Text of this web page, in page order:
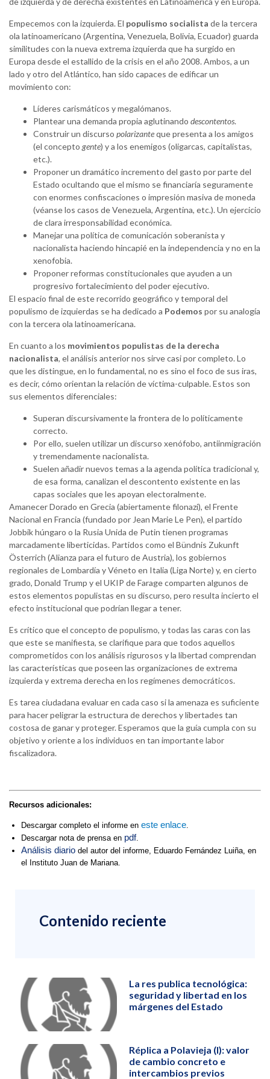
Empecemos con la izquierda. El populismo socialista de la tercera
ola latinoamericano (Argentina, Venezuela, Bolivia, Ecuador) guarda
similitudes con la nueva extrema izquierda que ha surgido en
Europa desde el estallido de la crisis en el año 2008. Ambos, a un
lado y otro del Atlántico, han sido capaces de edificar un
movimiento con:
Líderes carismáticos y megalómanos.
Plantear una demanda propia aglutinando descontentos.
Construir un discurso polarizanteque presenta a los amigos
(el concepto gente) y a los enemigos (oligarcas, capitalistas,
etc.).
Proponer un dramático incremento del gasto por parte del
Estado ocultando que el mismo se financiaría seguramente
con enormes confiscaciones o impresión masiva de moneda
(véanse los casos de Venezuela, Argentina, etc.). Un ejercicio
de clara irresponsabilidad económica.
Manejar una política de comunicación soberanista y
nacionalista haciendo hincapié en la independencia y no en la
xenofobia.
Proponer reformas constitucionales que ayuden a un
progresivo fortalecimiento del poder ejecutivo.
El espacio final de este recorrido geográfico y temporal del
populismo de izquierdas se ha dedicado a Podemos por su analogía
con la tercera ola latinoamericana.
En cuanto a los movimientos populistas de la derecha
nacionalista, el análisis anterior nos sirve casi por completo. Lo
que les distingue, en lo fundamental, no es sino el foco de sus iras,
es decir, cómo orientan la relación de víctima-culpable. Estos son
sus elementos diferenciales:
Superan discursivamente la frontera de lo políticamente
correcto.
Por ello, suelen utilizar un discurso xenófobo, antiinmigración
y tremendamente nacionalista.
Suelen añadir nuevos temas a la agenda política tradicional y,
de esa forma, canalizan el descontento existente en las
capas sociales que les apoyan electoralmente.
Amanecer Dorado en Grecia (abiertamente filonazi), el Frente
Nacional en Francia (fundado por Jean Marie Le Pen), el partido
Jobbik húngaro o la Rusia Unida de Putin tienen programas
marcadamente liberticidas. Partidos como el Bündnis Zukunft
Österrich (Alianza para el futuro de Austria), los gobiernos
regionales de Lombardía y Véneto en Italia (Liga Norte) y, en cierto
grado, Donald Trump y el UKIP de Farage comparten algunos de
estos elementos populistas en su discurso, pero resulta incierto el
efecto institucional que podrían llegar a tener.
Es crítico que el concepto de populismo, y todas las caras con las
que este se manifiesta, se clarifique para que todos aquellos
comprometidos con los análisis rigurosos y la libertad comprendan
las características que poseen las organizaciones de extrema
izquierda y extrema derecha en los regímenes democráticos.
Es tarea ciudadana evaluar en cada caso si la amenaza es suficiente
para hacer peligrar la estructura de derechos y libertades tan
costosa de ganar y proteger. Esperamos que la guía cumpla con su
objetivo y oriente a los individuos en tan importante labor
fiscalizadora.
Recursos adicionales:
Descargar completo el informe en este enlace.
Descargar nota de prensa en pdf.
Análisis diariodel autor del informe, Eduardo Fernández Luiña, en
el Instituto Juan de Mariana.
Contenido reciente
La res publica tecnológica:
seguridad y libertad en los
márgenes del Estado
Réplica a Polavieja (I): valor
de cambio concreto e
intercambios previos